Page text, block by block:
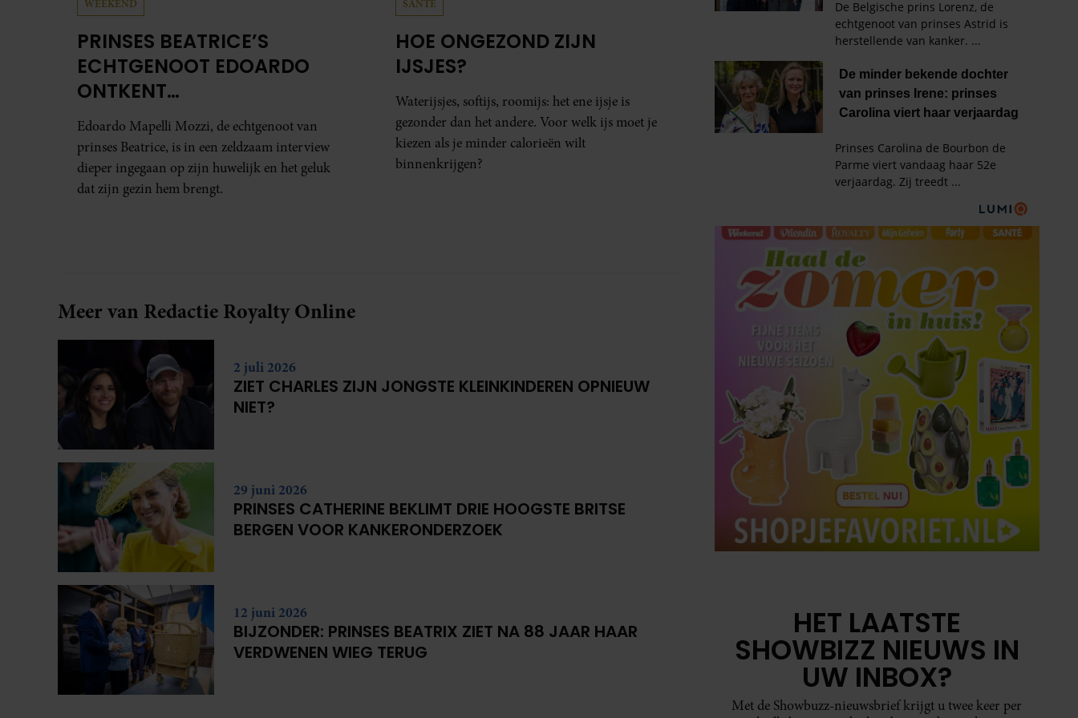
WEEKEND
PRINSES BEATRICE’S
ECHTGENOOT EDOARDO
ONTKENT
HUWELIJKSPROBLEMEN
Edoardo Mapelli Mozzi, de echtgenoot van
prinses Beatrice, is in een zeldzaam interview
dieper ingegaan op zijn huwelijk en het geluk
dat zijn gezin hem brengt.
SANTE
HOE ONGEZOND ZIJN
IJSJES?
Waterijsjes, softijs, roomijs: het ene ijsje is
gezonder dan het andere. Voor welk ijs moet je
kiezen als je minder calorieën wilt
binnenkrijgen?
Meer van Redactie Royalty Online
2 juli 2026
ZIET CHARLES ZIJN JONGSTE KLEINKINDEREN OPNIEUW
NIET?
29 juni 2026
PRINSES CATHERINE BEKLIMT DRIE HOOGSTE BRITSE
BERGEN VOOR KANKERONDERZOEK
12 juni 2026
BIJZONDER: PRINSES BEATRIX ZIET NA 88 JAAR HAAR
VERDWENEN WIEG TERUG
HET LAATSTE
SHOWBIZZ NIEUWS IN
UW INBOX?
Met de Showbuzz-nieuwsbrief krijgt u twee keer per